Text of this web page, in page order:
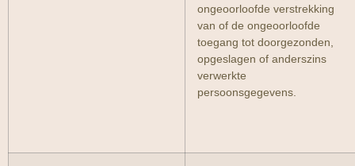
ongeoorloofde verstrekking
van of de ongeoorloofde
toegang tot doorgezonden,
opgeslagen of anderszins
verwerkte
persoonsgegevens.